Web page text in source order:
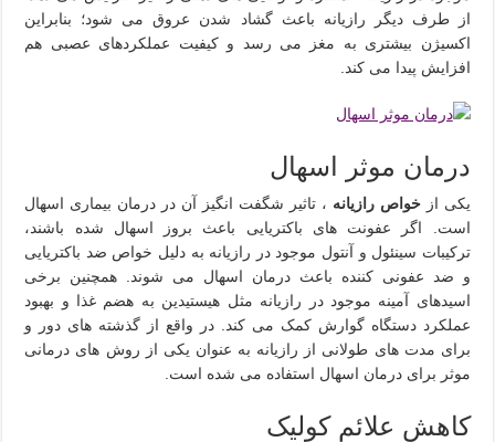
از طرف دیگر رازیانه باعث گشاد شدن عروق می شود؛ بنابراین
اکسیژن بیشتری به مغز می رسد و کیفیت عملکردهای عصبی هم
افزایش پیدا می کند.
درمان موثر اسهال
یکی ازخواص رازیانه ، تاثیر شگفت انگیز آن در درمان بیماری اسهال
است. اگر عفونت های باکتریایی باعث بروز اسهال شده باشند،
ترکیبات سینئول و آنتول موجود در رازیانه به دلیل خواص ضد باکتریایی
و ضد عفونی کننده باعث درمان اسهال می شوند. همچنین برخی
اسیدهای آمینه موجود در رازیانه مثل هیستیدین به هضم غذا و بهبود
عملکرد دستگاه گوارش کمک می کند. در واقع از گذشته های دور و
برای مدت های طولانی از رازیانه به عنوان یکی از روش های درمانی
موثر برای درمان اسهال استفاده می شده است.
کاهش علائم کولیک